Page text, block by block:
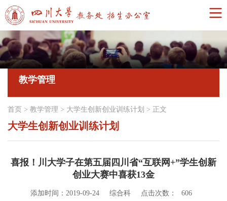
教学管理
首页 > 教学管理 > 大学生创新创业训练计划 > 正文
大学生创新创业训练计划
喜报！川大学子在第五届四川省“互联网+”学生创新
创业大赛中喜获13金
添加时间：2019-09-24 综合科 点击次数： 606